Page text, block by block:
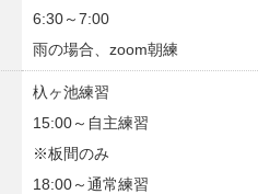
6:30～7:00
雨の場合、zoom朝練
杁ヶ池練習
15:00～自主練習
※板間のみ
18:00～通常練習